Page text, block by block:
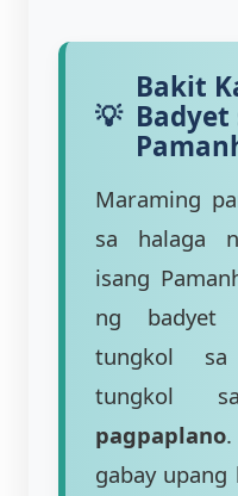
Bakit
Badyet
Maraming
sa halaga
isang
ng badyet
tungkol
tungkol
pagpaplano
gabay